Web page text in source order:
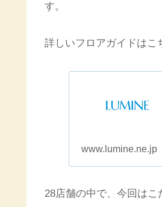
す。
詳しいフロアガイドはこ
www.lumine.ne.jp
28店舗の中で、今回はこ